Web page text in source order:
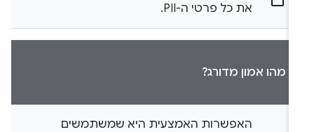
את כל פרטי ה-PII.
מהו אמון מדורג?
האפשרות האמצעית היא שמשתמשים